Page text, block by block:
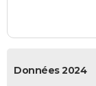
Données 2024